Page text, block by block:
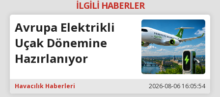
İLGİLİ HABERLER
Avrupa Elektrikli
Uçak Dönemine
Hazırlanıyor
Havacılık Haberleri 2026-08-06 16:05:54